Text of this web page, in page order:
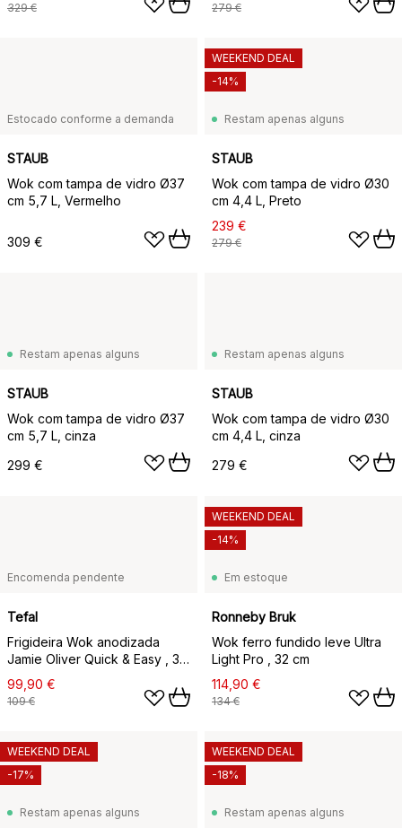
329 € 279 €
Estocado conforme a demanda
STAUB
Wok com tampa de vidro Ø37
cm 5,7 L, Vermelho
309 €
Restam apenas alguns
STAUB
Wok com tampa de vidro Ø30
cm 4,4 L, Preto
239 €
279 €
WEEKEND DEAL
-14%
Restam apenas alguns
STAUB
Wok com tampa de vidro Ø37
cm 5,7 L, cinza
299 €
Restam apenas alguns
STAUB
Wok com tampa de vidro Ø30
cm 4,4 L, cinza
279 €
Encomenda pendente
Tefal
Frigideira Wok anodizada
Jamie Oliver Quick & Easy , 30
cm
99,90 €
109 €
Em estoque
Ronneby Bruk
Wok ferro fundido leve Ultra
Light Pro , 32 cm
114,90 €
134 €
WEEKEND DEAL
-14%
Restam apenas alguns
WEEKEND DEAL
-17%
Restam apenas alguns
WEEKEND DEAL
-18%